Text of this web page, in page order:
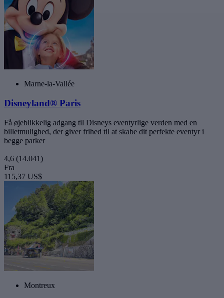
Marne-la-Vallée
Disneyland® Paris
Få øjeblikkelig adgang til Disneys eventyrlige verden med en
billetmulighed, der giver frihed til at skabe dit perfekte eventyr i
begge parker
4,6 (14.041)
Fra
115,37 US$
Montreux